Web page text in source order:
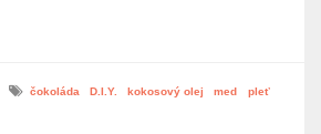
čokoláda D.I.Y. kokosový olej med
pleť